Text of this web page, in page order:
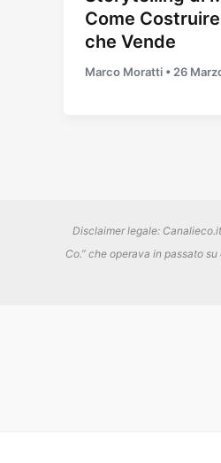
Come
che Vende
Marco Moratti • 26
Disclaimer legale:
Co.” che operava in passato